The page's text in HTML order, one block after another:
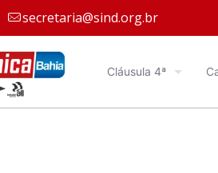
secretaria@sind.org.br
Cláusula 4ª